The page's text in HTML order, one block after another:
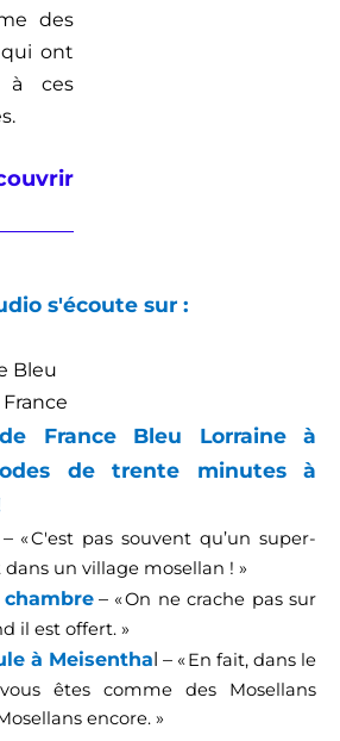
des
ont
à ces
s'écoute sur :
Bleu
France
France Bleu Lorraine à
de trente minutes à
– « C'est pas souvent qu’un super-
un village mosellan ! »
– « On ne crache pas sur
il est offert. »
à Meisenthal – « En fait, dans le
êtes comme des Mosellans
encore. »